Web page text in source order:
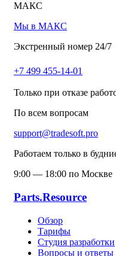
МАКС
Мы в МАКС
Экстренный номер 24/7
+7 499 455-14-01
Только при отказе
По всем вопросам
support@tradesoft.pro
Работаем только в
9:00 — 18:00 по Москве
Parts.Resource
Обзор
Тарифы
Студия разработки
Вопросы и ответы